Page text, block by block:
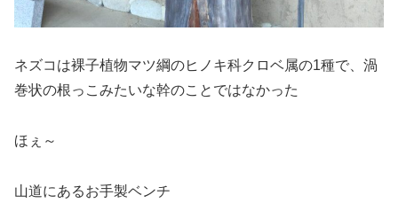
ネズコは裸子植物マツ綱のヒノキ科クロベ属の1種で、渦
巻状の根っこみたいな幹のことではなかった
ほぇ～
山道にあるお手製ベンチ